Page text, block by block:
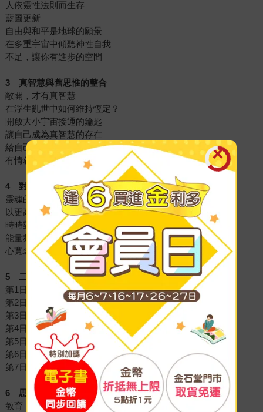
人依靈性法則而生存
藍圖更新
自由與和平是地球的願景
在多重宇宙中傾聽神性自我
不足，讓你有進步的空間
3真智慧與舊思惟的整合
敞開，才有真智慧
在浮生亂世中如何維持恆定？
開啟大小宇宙接通的鑰匙
讓自己成為真智慧的存在
給自己的情緒反應一些空間
有情就有執著
4對焦宇宙合一力量
靈魂的重量
以更高意識互助共享
時時對焦在宇宙強大的合一力量中
能量頻率校準
心寬念純，感謝當下
5二十一日舊思惟印記的清理
第1日 打開覺知之門──清理眉心輪
第2日 啟動心與靈魂緊密連結──意念在心輪
第3日 擴展生命力量──腹部呼吸，淨化臍輪
第4日 釋放與疏通印記──火的呼吸，喚醒聖火蓮花
第5日 穩定與深化力量──聖火蓮花的再度顯化
第6日 安靜與放鬆──意念聚焦在腹部
第7日 平衡物質與靈性──連結大海的力量
6思惟蛻變的落實
教育，不是要滿足父母的期待